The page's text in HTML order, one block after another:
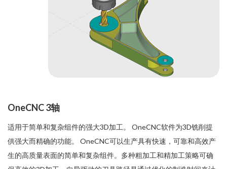
OneCNC 3轴
适用于简单和复杂组件的强大3D加工。 OneCNC软件为3D铣削提
供强大而精确的功能。 OneCNC可以生产具有快速，可靠和高效产
生的高质量表面的简单和复杂组件。多种粗加工和精加工策略可确